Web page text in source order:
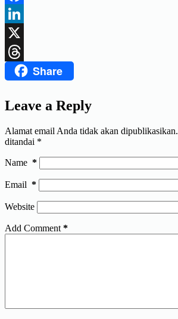
Facebook
LinkedIn
X
ThreadsShare
Leave a Reply
Alamat email Anda tidak akan dipublikasikan.
ditandai *
Name *
Email *
Website
Add Comment *